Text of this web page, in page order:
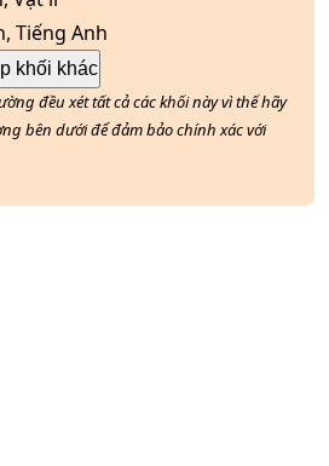
Tiếng Anh
khối khác
đều xét tất cả các khối này vì thế hãy
bên dưới để đảm bảo chính xác với